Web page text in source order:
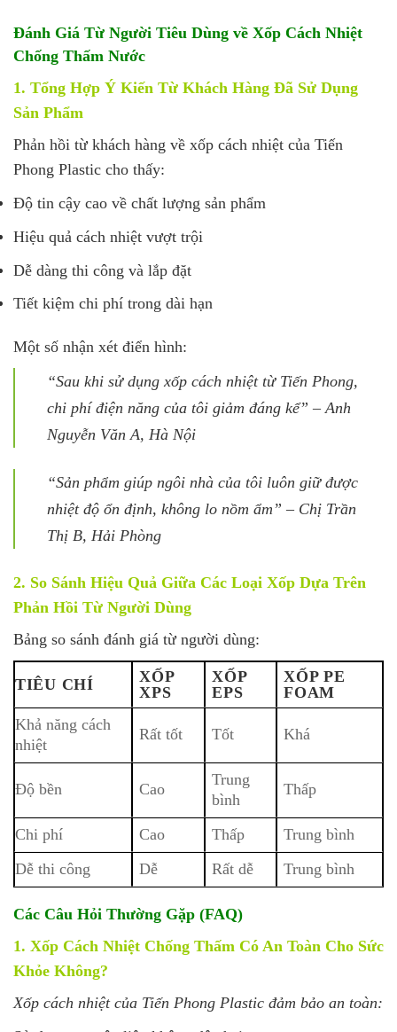
Đánh Giá Từ Người Tiêu Dùng về Xốp Cách Nhiệt
Chống Thấm Nước
1. Tổng Hợp Ý Kiến Từ Khách Hàng Đã Sử Dụng
Sản Phẩm
Phản hồi từ khách hàng về xốp cách nhiệt của Tiến
Phong Plastic cho thấy:
Độ tin cậy cao về chất lượng sản phẩm
Hiệu quả cách nhiệt vượt trội
Dễ dàng thi công và lắp đặt
Tiết kiệm chi phí trong dài hạn
Một số nhận xét điển hình:
“Sau khi sử dụng xốp cách nhiệt từ Tiến Phong,
chi phí điện năng của tôi giảm đáng kể” – Anh
Nguyễn Văn A, Hà Nội
“Sản phẩm giúp ngôi nhà của tôi luôn giữ được
nhiệt độ ổn định, không lo nồm ẩm” – Chị Trần
Thị B, Hải Phòng
2. So Sánh Hiệu Quả Giữa Các Loại Xốp Dựa Trên
Phản Hồi Từ Người Dùng
Bảng so sánh đánh giá từ người dùng:
TIÊU CHÍ
XỐP
XPS
XỐP
EPS
XỐP PE
FOAM
Khả năng cách
nhiệt
Rất tốt Tốt Khá
Độ bền Cao
Trung
bình
Thấp
Chi phí Cao Thấp
Trung bình
Dễ thi công
Dễ Rất dễ Trung bình
Các Câu Hỏi Thường Gặp (FAQ)
1. Xốp Cách Nhiệt Chống Thấm Có An Toàn Cho Sức
Khỏe Không?
Xốp cách nhiệt của Tiến Phong Plastic đảm bảo an toàn: